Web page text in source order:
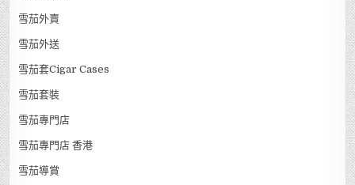
雪茄外賣
雪茄外送
雪茄套Cigar Cases
雪茄套裝
雪茄專門店
雪茄專門店 香港
雪茄導賞